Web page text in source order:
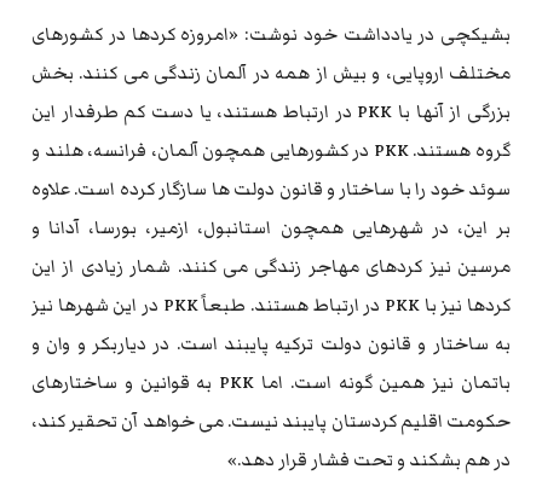
بشیکچی در یادداشت خود نوشت: «امروزه کردها در کشورهای
مختلف اروپایی، و بیش از همه در آلمان زندگی می کنند. بخش
بزرگی از آنها با PKK در ارتباط هستند، یا دست کم طرفدار این
گروه هستند. PKK در کشورهایی همچون آلمان، فرانسه، هلند و
سوئد خود را با ساختار و قانون دولت ها سازگار کرده است. علاوه
بر این، در شهرهایی همچون استانبول، ازمیر، بورسا، آدانا و
مرسین نیز کردهای مهاجر زندگی می کنند. شمار زیادی از این
کردها نیز با PKK در ارتباط هستند. طبعاً PKK در این شهرها نیز
به ساختار و قانون دولت ترکیه پایبند است. در دیاربکر و وان و
باتمان نیز همین گونه است. اما PKK به قوانین و ساختارهای
حکومت اقلیم کردستان پایبند نیست. می خواهد آن تحقیر کند،
در هم بشکند و تحت فشار قرار دهد.»